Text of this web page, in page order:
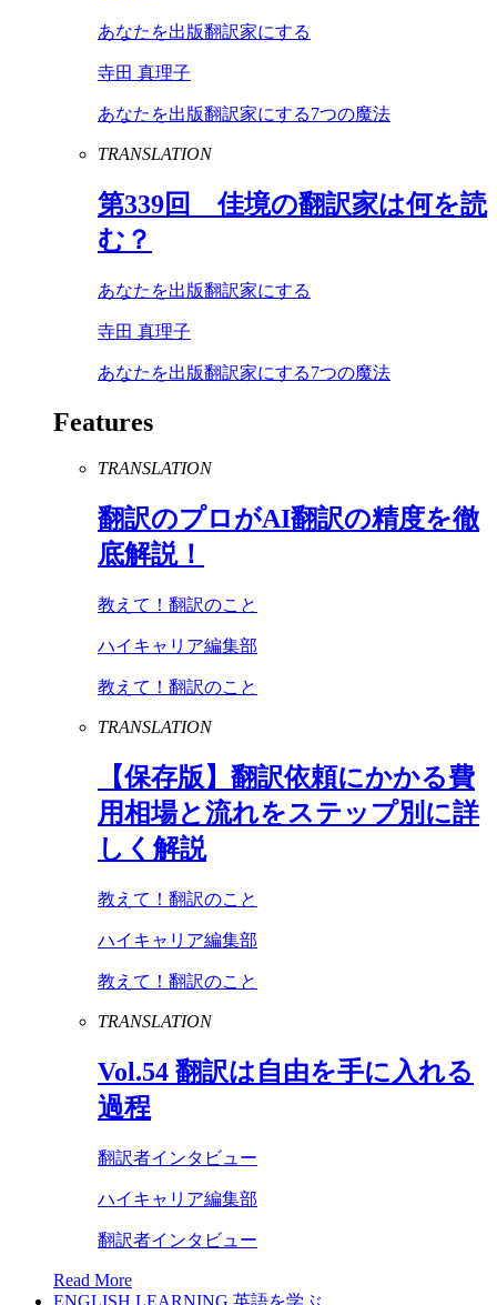
あなたを出版翻訳家にする
寺田 真理子
あなたを出版翻訳家にする7つの魔法
TRANSLATION
第339回 佳境の翻訳家は何を読
む？
あなたを出版翻訳家にする
寺田 真理子
あなたを出版翻訳家にする7つの魔法
Features
TRANSLATION
翻訳のプロがAI翻訳の精度を徹
底解説！
教えて！翻訳のこと
ハイキャリア編集部
教えて！翻訳のこと
TRANSLATION
【保存版】翻訳依頼にかかる費
用相場と流れをステップ別に詳
しく解説
教えて！翻訳のこと
ハイキャリア編集部
教えて！翻訳のこと
TRANSLATION
Vol.54 翻訳は自由を手に入れる
過程
翻訳者インタビュー
ハイキャリア編集部
翻訳者インタビュー
Read More
ENGLISH LEARNING 英語を学ぶ